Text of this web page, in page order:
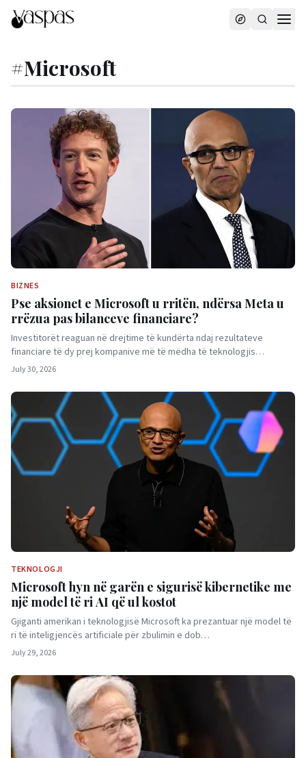
#Microsoft
BIZNES
Pse aksionet e Microsoft u rritën, ndërsa Meta u
rrëzua pas bilanceve financiare?
Investitorët reaguan në drejtime të kundërta ndaj rezultateve
financiare të dy prej kompanive më të mëdha të teknologjis…
July 30, 2026
TEKNOLOGJI
Microsoft hyn në garën e sigurisë kibernetike me
një model të ri AI që ul kostot
Gjiganti amerikan i teknologjisë Microsoft ka prezantuar një model të
ri të inteligjencës artificiale për zbulimin e dob…
July 29, 2026